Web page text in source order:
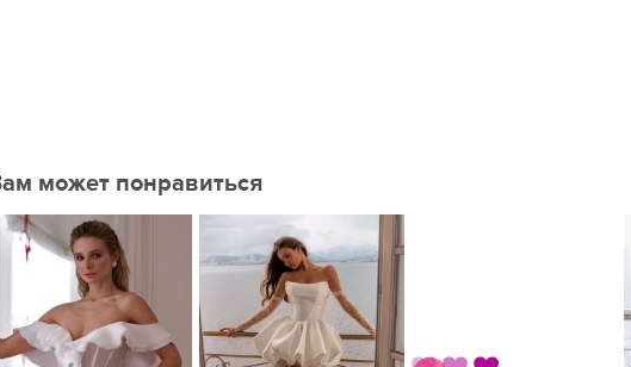
может понравиться